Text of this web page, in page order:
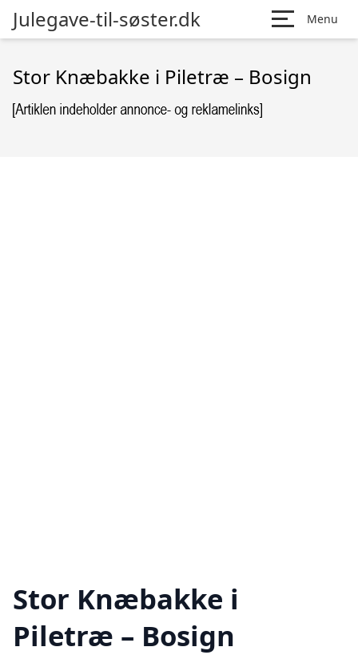
Julegave-til-søster.dk Menu
Stor Knæbakke i Piletræ – Bosign
Stor Knæbakke i
Piletræ – Bosign